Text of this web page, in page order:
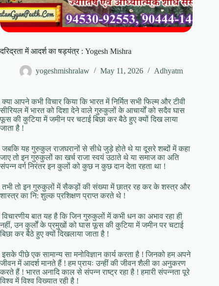
दरिद्रता में आदर्श का षड्यंत्र : Yogesh Mishra
yogeshmishralaw May 11, 2026 Adhyatm
क्या आपने कभी विचार किया कि भारत में निर्मित सभी फिल्म और टीवी
सीरियल में भारत को दिशा देने वाले गुरुकुलों के आचार्यों को सदैव घास
फूस की कुटिया में जमीन पर चटाई बिछा कर बैठे हुए क्यों दिख लाया
जाता है !
जबकि यह गुरुकुल राजघरानों से सीधे जुड़े होते थे या दूसरे शब्दों में कहा
जाए तो इन गुरुकुलों का खर्च राजा स्वयं उठाते थे या समाज का अति
संपन्न वर्ग निरंतर इन कुलों को कुछ न कुछ दान देता रहता था !
तभी तो इन गुरुकुलों में सैकड़ों की संख्या में छात्र रह कर के शस्त्र और
शास्त्र का नि: शुल्क प्रशिक्षण प्राप्त करते थे !
विचारणीय बात यह है कि जिन गुरुकुलों में कभी धन का अभाव रहा ही
नहीं, उन कुर्लों के प्रमुखों को घास फूस की कुटिया में जमीन पर चटाई
बिछा कर बैठे हुए क्यों दिखलाया जाता है !
इसके पीछे एक सामान्य सा मनोविज्ञान कार्य करता है ! जिनको हम अपने
जीवन में आदर्श मानते हैं ! हम प्रायः उन्हीं की जीवन शैली का अनुकरण
करते हैं ! भारत अनादि काल से संपन्न राष्ट्र रहा है ! हमारी संपन्नता पूरे
विश्व में विश्व विख्यात रही है !